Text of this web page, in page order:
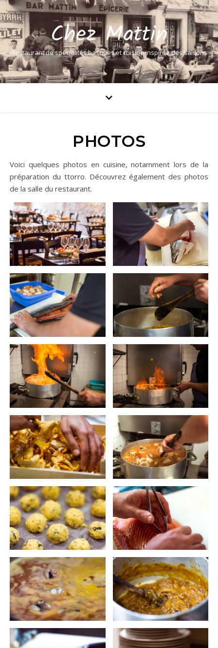
Chez Mattin
Restaurant de spécialités basques et cuisine inspirée des saisons
PHOTOS
Voici quelques photos en cuisine, notamment lors de la
préparation du ttorro. Découvrez également des photos
de la salle du restaurant.